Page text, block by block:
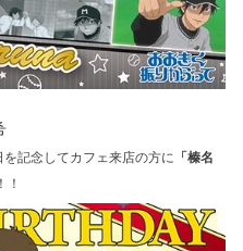
記念してカフェ来店の方に 「榛名
！